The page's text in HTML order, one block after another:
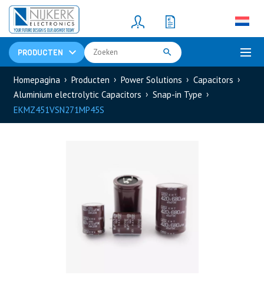
PRODUCTEN
Resistors(781)
Shunt Resistor
Homepagina Producten Power Solutions
Capacitors
Aluminium electrolytic Capacitors
Snap-in Type
EKMZ451VSN271MP45S